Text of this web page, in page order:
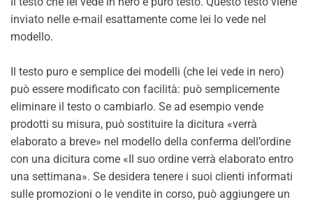
inviato nelle e-mail esattamente come lei lo vede nel
modello.
Il testo puro e semplice dei modelli (che lei vede in nero)
può essere modificato con facilità: può semplicemente
eliminare il testo o cambiarlo. Se ad esempio vende
prodotti su misura, può sostituire la dicitura «verrà
elaborato a breve» nel modello della conferma dell’ordine
con una dicitura come «Il suo ordine verrà elaborato entro
una settimana». Se desidera tenere i suoi clienti informati
sulle promozioni o le vendite in corso, può aggiungere un